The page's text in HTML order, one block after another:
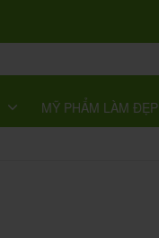
MỸ PHẨM LÀM ĐẸP